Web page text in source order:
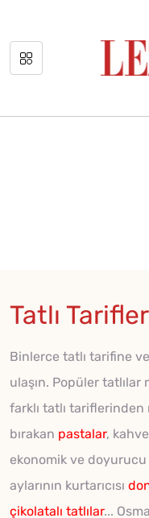
Tatlı
Binlerce tatlı tarifine
ulaşın. Popüler tatlılar
farklı tatlı
bırakan pastalar,
ekonomik ve
aylarının kurtarıcısı
çikolatalı tatlılar...